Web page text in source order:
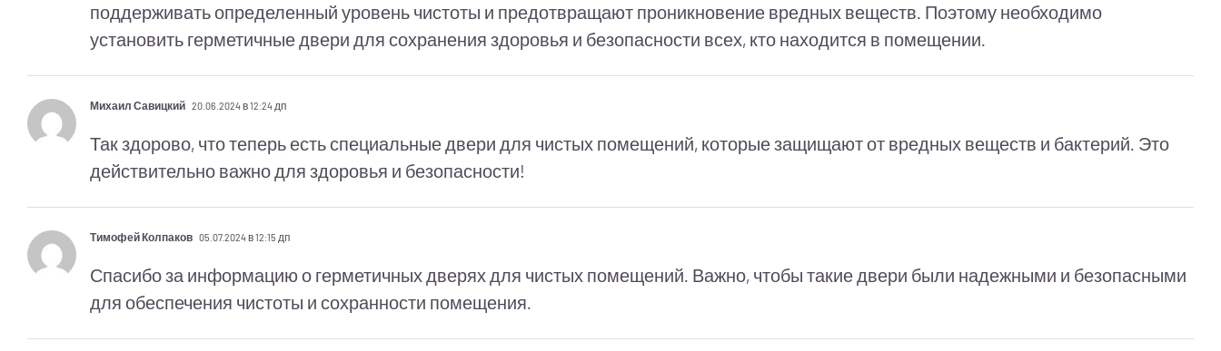
поддерживать определенный уровень чистоты и предотвращают проникновение вредных веществ. Поэтому необходимо
установить герметичные двери для сохранения здоровья и безопасности всех, кто находится в помещении.
Михаил Савицкий 20.06.2024 в 12:24 дп
Так здорово, что теперь есть специальные двери для чистых помещений, которые защищают от вредных веществ и бактерий. Это
действительно важно для здоровья и безопасности!
Тимофей Колпаков 05.07.2024 в 12:15 дп
Спасибо за информацию о герметичных дверях для чистых помещений. Важно, чтобы такие двери были надежными и безопасными
для обеспечения чистоты и сохранности помещения.